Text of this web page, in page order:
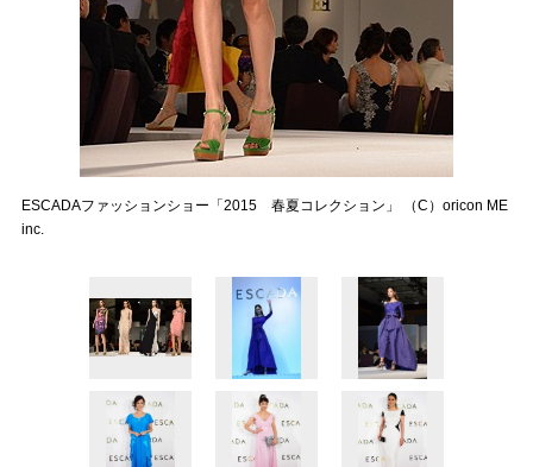
ESCADAファッションショー「2015 春夏コレクション」 （C）oricon ME
inc.